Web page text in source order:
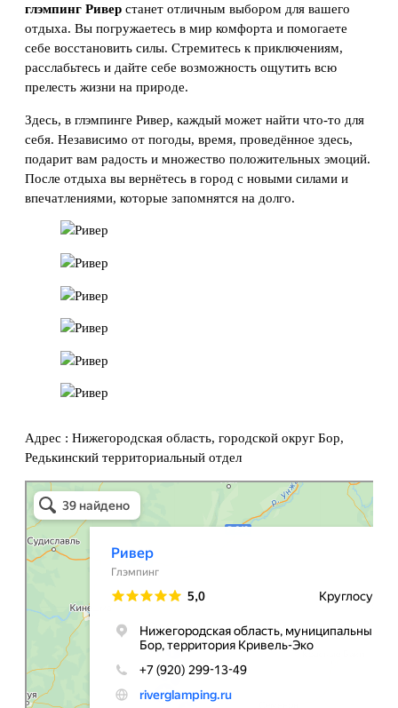
глэмпинг Ривер станет отличным выбором для вашего
отдыха. Вы погружаетесь в мир комфорта и помогаете
себе восстановить силы. Стремитесь к приключениям,
расслабьтесь и дайте себе возможность ощутить всю
прелесть жизни на природе.
Здесь, в глэмпинге Ривер, каждый может найти что-то для
себя. Независимо от погоды, время, проведённое здесь,
подарит вам радость и множество положительных эмоций.
После отдыха вы вернётесь в город с новыми силами и
впечатлениями, которые запомнятся на долго.
Адрес : Нижегородская область, городской округ Бор,
Редькинский территориальный отдел
Ривер
Глэмпинг в Нижегородской области